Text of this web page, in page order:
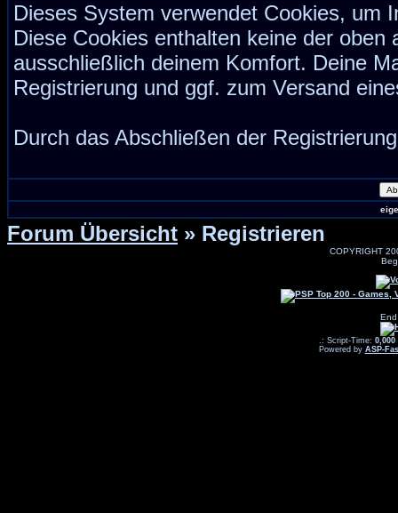
Dieses System verwendet Cookies, um
Diese Cookies enthalten keine der
ausschließlich deinem Komfort. Deine
Registrierung und ggf. zum Versand
Durch das Abschließen der
Forum Übersicht » Registrieren
COPYRIGHT
.: Script-Time: 0,000
Powered by ASP-